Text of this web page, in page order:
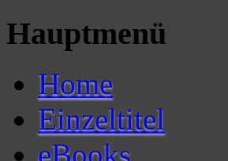
Hauptmenü
Home
Einzeltitel